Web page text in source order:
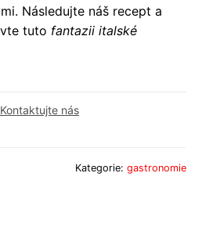
Následujte náš recept a
tuto fantazii italské
Kontaktujte nás
Kategorie: gastronomie